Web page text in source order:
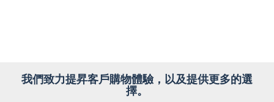
我們致力提昇客戶購物體驗，以及提供更多的選
擇。